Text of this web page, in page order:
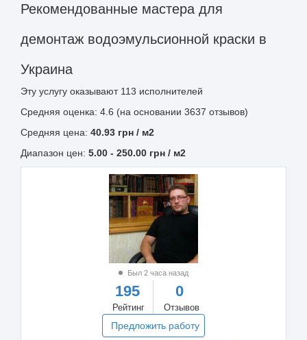
Рекомендованные мастера для
демонтаж водоэмульсионной краски в
Украина
Эту услугу оказывают 113 исполнителей
Средняя оценка: 4.6 (на основании 3637 отзывов)
Средняя цена: 40.93 грн / м2
Диапазон цен: 5.00 - 250.00 грн / м2
Был 2 часа назад
195
Рейтинг
0
Отзывов
Предложить работу